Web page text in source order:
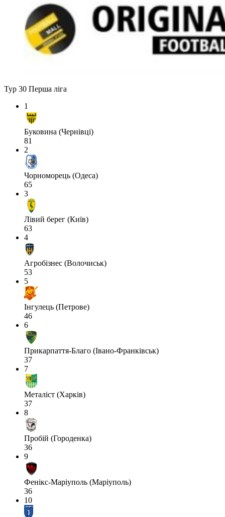
Тур 30 Перша ліга
1
Буковина (Чернівці)
81
2
Чорноморець (Одеса)
65
3
Лівий берег (Київ)
63
4
Агробізнес (Волочиськ)
53
5
Інгулець (Петрове)
46
6
Прикарпаття-Благо (Івано-Франківськ)
37
7
Металіст (Харків)
37
8
Пробій (Городенка)
36
9
Фенікс-Маріуполь (Маріуполь)
36
10